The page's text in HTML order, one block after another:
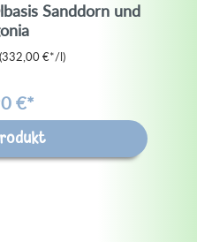
Sanddorn und
(332,00 €*/l)
€*